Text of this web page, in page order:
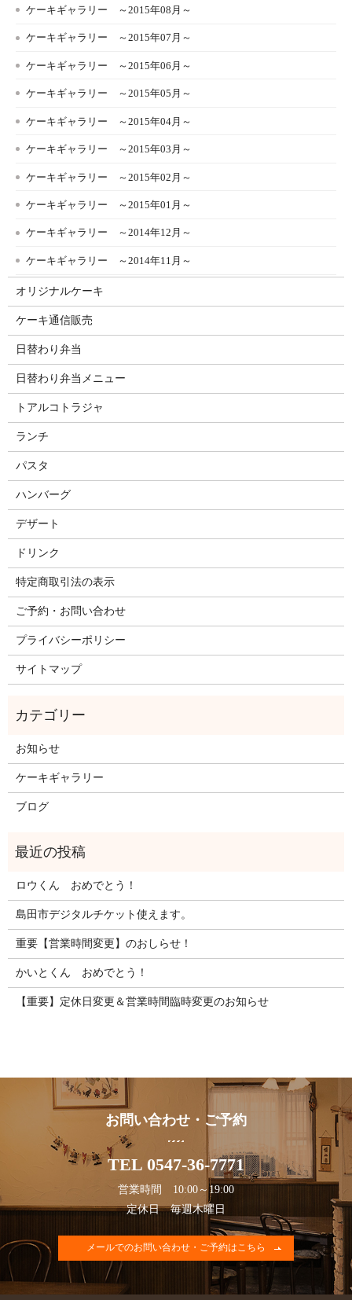
ケーキギャラリー ～2015年08月～
ケーキギャラリー ～2015年07月～
ケーキギャラリー ～2015年06月～
ケーキギャラリー ～2015年05月～
ケーキギャラリー ～2015年04月～
ケーキギャラリー ～2015年03月～
ケーキギャラリー ～2015年02月～
ケーキギャラリー ～2015年01月～
ケーキギャラリー ～2014年12月～
ケーキギャラリー ～2014年11月～
オリジナルケーキ
ケーキ通信販売
日替わり弁当
日替わり弁当メニュー
トアルコトラジャ
ランチ
パスタ
ハンバーグ
デザート
ドリンク
特定商取引法の表示
ご予約・お問い合わせ
プライバシーポリシー
サイトマップ
お知らせ
ケーキギャラリー
ブログ
ロウくん おめでとう！
島田市デジタルチケット使えます。
重要【営業時間変更】のおしらせ！
かいとくん おめでとう！
【重要】定休日変更＆営業時間臨時変更のお知らせ
お問い合わせ・ご予約
TEL 0547-36-7771
営業時間 10:00～19:00
定休日 毎週木曜日
メールでのお問い合わせ・ご予約はこちら